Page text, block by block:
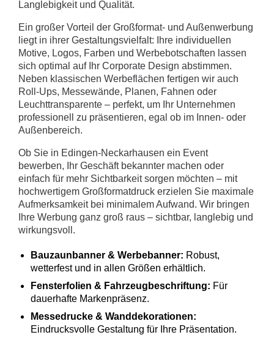
Langlebigkeit und Qualität.
Ein großer Vorteil der Großformat- und Außenwerbung
liegt in ihrer Gestaltungsvielfalt: Ihre individuellen
Motive, Logos, Farben und Werbebotschaften lassen
sich optimal auf Ihr Corporate Design abstimmen.
Neben klassischen Werbeflächen fertigen wir auch
Roll-Ups, Messewände, Planen, Fahnen oder
Leuchttransparente – perfekt, um Ihr Unternehmen
professionell zu präsentieren, egal ob im Innen- oder
Außenbereich.
Ob Sie in Edingen-Neckarhausen ein Event
bewerben, Ihr Geschäft bekannter machen oder
einfach für mehr Sichtbarkeit sorgen möchten – mit
hochwertigem Großformatdruck erzielen Sie maximale
Aufmerksamkeit bei minimalem Aufwand. Wir bringen
Ihre Werbung ganz groß raus – sichtbar, langlebig und
wirkungsvoll.
Bauzaunbanner & Werbebanner: Robust,
wetterfest und in allen Größen erhältlich.
Fensterfolien & Fahrzeugbeschriftung: Für
dauerhafte Markenpräsenz.
Messedrucke & Wanddekorationen:
Eindrucksvolle Gestaltung für Ihre Präsentation.